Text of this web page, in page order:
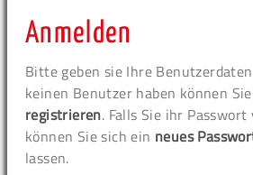
Anmelden
Bitte geben sie Ihre
keinen Benutzer haben können
registrieren. Falls Sie ihr Passwort
können Sie sich ein neues
lassen.